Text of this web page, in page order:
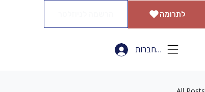
לתרומה
להתחברות